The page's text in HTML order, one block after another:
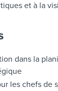
et à la
dans la
les chefs de